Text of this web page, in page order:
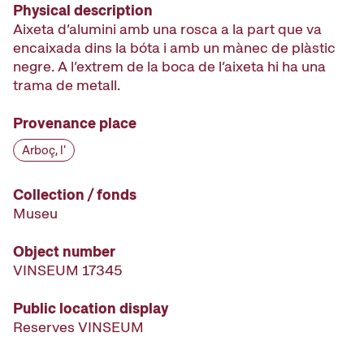
Physical description
Aixeta d’alumini amb una rosca a la part que va
encaixada dins la bóta i amb un mànec de plàstic
negre. A l’extrem de la boca de l’aixeta hi ha una
trama de metall.
Provenance place
Arboç, l'
Collection / fonds
Museu
Object number
VINSEUM 17345
Public location display
Reserves VINSEUM